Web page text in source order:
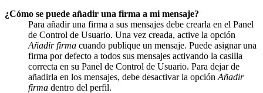
¿Cómo se puede añadir una firma a mi mensaje?
Para añadir una firma a sus mensajes debe crearla en el Panel
de Control de Usuario. Una vez creada, active la opción
Añadir firma cuando publique un mensaje. Puede asignar una
firma por defecto a todos sus mensajes activando la casilla
correcta en su Panel de Control de Usuario. Para dejar de
añadirla en los mensajes, debe desactivar la opción Añadir
firma dentro del perfil.